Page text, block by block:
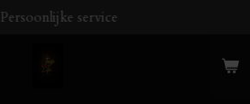
Persoonlijke service